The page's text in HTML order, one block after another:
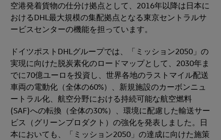
空港発着貨物の仕分け拠点として、2016年以降は日本に
おけるDHL最大規模の集配拠点となる東京セントラルサ
ービスセンターの機能を担っています。
ドイツポストDHLグループでは、「ミッション2050」の
実現に向けた脱炭素化のロードマップとして、2030年ま
でに70億ユーロを投資し、世界各地のラストマイル配送
車両の電動化（全体の60%）、新規施設のカーボンニュ
ートラル化、航空分野における持続可能な航空燃料
(SAF)への転換（全体の30%）、環境に配慮した輸送サー
ビス（グリーンプロダクト）の強化を発表しました。日
本においても、「ミッション2050」の達成に向けた施策